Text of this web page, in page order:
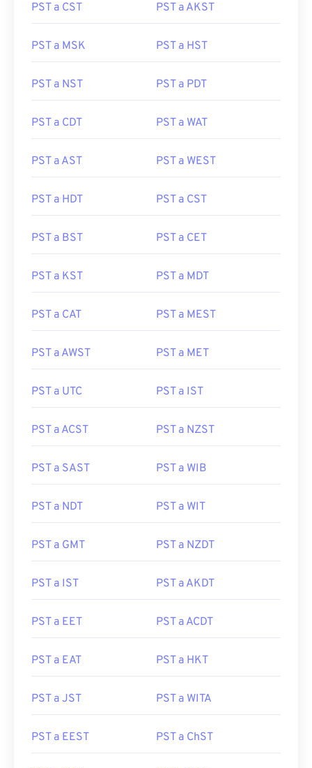
PST a CST PST a AKST
PST a MSK PST a HST
PST a NST PST a PDT
PST a CDT PST a WAT
PST a AST PST a WEST
PST a HDT PST a CST
PST a BST PST a CET
PST a KST PST a MDT
PST a CAT PST a MEST
PST a AWST PST a MET
PST a UTC PST a IST
PST a ACST PST a NZST
PST a SAST PST a WIB
PST a NDT PST a WIT
PST a GMT PST a NZDT
PST a IST PST a AKDT
PST a EET PST a ACDT
PST a EAT PST a HKT
PST a JST PST a WITA
PST a EEST PST a ChST